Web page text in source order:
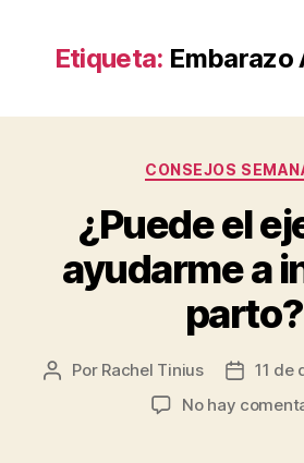
Etiqueta:
CONSEJOS
¿Puede el
ayudarme a
parto?
Autor
Por Rachel Tinius
Fecha
11 de
No hay